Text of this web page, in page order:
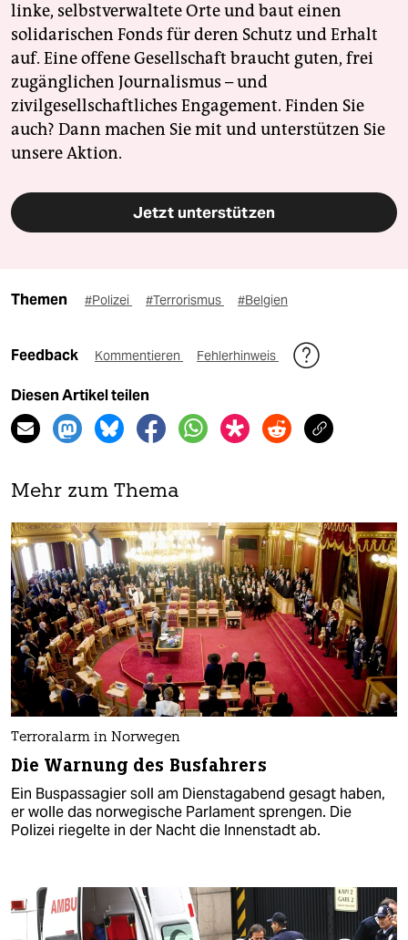
linke, selbstverwaltete Orte und baut einen
solidarischen Fonds für deren Schutz und Erhalt
auf. Eine offene Gesellschaft braucht guten, frei
zugänglichen Journalismus – und
zivilgesellschaftliches Engagement. Finden Sie
auch? Dann machen Sie mit und unterstützen Sie
unsere Aktion.
Jetzt unterstützen
Themen #Polizei #Terrorismus #Belgien
Feedback Kommentieren Fehlerhinweis
Diesen Artikel teilen
Mehr zum Thema
Terroralarm in Norwegen
Die Warnung des Busfahrers
Ein Buspassagier soll am Dienstagabend gesagt haben,
er wolle das norwegische Parlament sprengen. Die
Polizei riegelte in der Nacht die Innenstadt ab.